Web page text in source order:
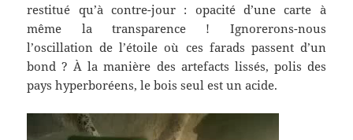
restitué qu’à contre-jour : opacité d’une carte à
même la transparence ! Ignorerons-nous
l’oscillation de l’étoile où ces farads passent d’un
bond ? À la manière des artefacts lissés, polis des
pays hyperboréens, le bois seul est un acide.
Lecteur